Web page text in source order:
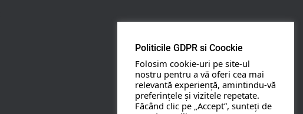
Politicile GDPR si Coockie
Folosim cookie-uri pe site-ul
nostru pentru a vă oferi cea mai
relevantă experiență, amintindu-vă
preferințele și vizitele repetate.
Făcând clic pe „Accept”, sunteți de